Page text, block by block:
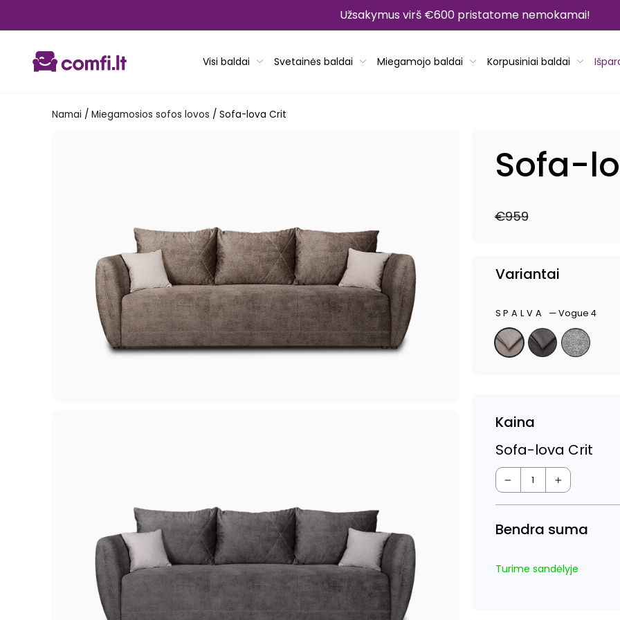
Užsakymus virš €600 pristatome nemokamai!
Visi baldai Svetainės baldai Miegamojo baldai Korpusiniai baldai
Namai / Miegamosios sofos lovos / Sofa-lova Crit
Sofa-
€959
Variantai
SPALVA —Vogue 4
Kaina
Sofa-lova Crit
− +
Bendra suma
Turime sandėlyje